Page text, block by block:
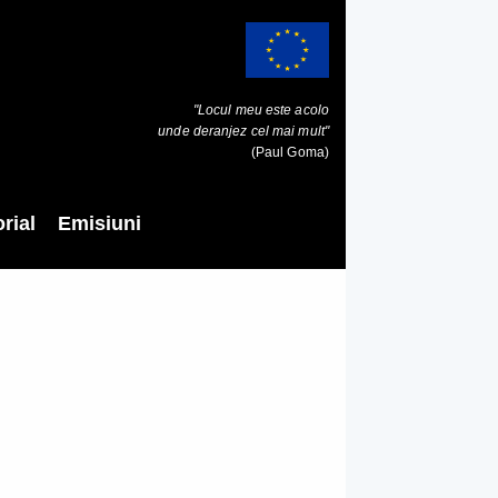
"Locul meu este acolo
unde deranjez cel mai mult"
(Paul Goma)
Emisiuni